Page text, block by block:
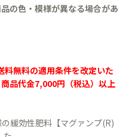
の色・模様が異なる場合があ
無料の適用条件を改定いた
品代金7,000円（税込）以上
緩効性肥料【マグァンプ(R)